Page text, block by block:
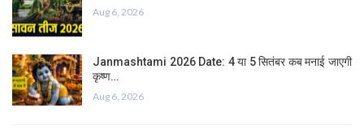
Aug 6, 2026
Janmashtami 2026 Date: 4 या 5 सितंबर कब मनाई जाएगी
कृष्ण…
Aug 6, 2026